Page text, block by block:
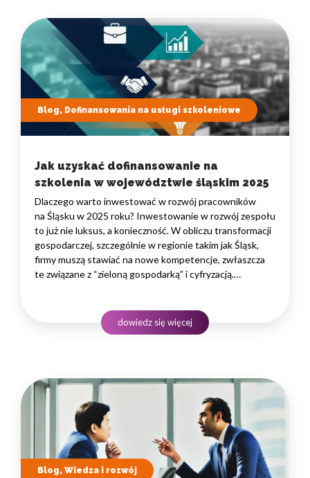
Blog, Dofinansowania na usługi szkoleniowe
Jak uzyskać dofinansowanie na
szkolenia w województwie śląskim 2025
Dlaczego warto inwestować w rozwój pracowników
na Śląsku w 2025 roku? Inwestowanie w rozwój zespołu
to już nie luksus, a konieczność. W obliczu transformacji
gospodarczej, szczególnie w regionie takim jak Śląsk,
firmy muszą stawiać na nowe kompetencje, zwłaszcza
te związane z “zieloną gospodarką” i cyfryzacją.
do konkurowania na coraz bardziej wymagającym rynku.
To strategiczna decyzja, która buduje wartość firmy
dowiedz się więcej
Blog, Wiedza i rozwój